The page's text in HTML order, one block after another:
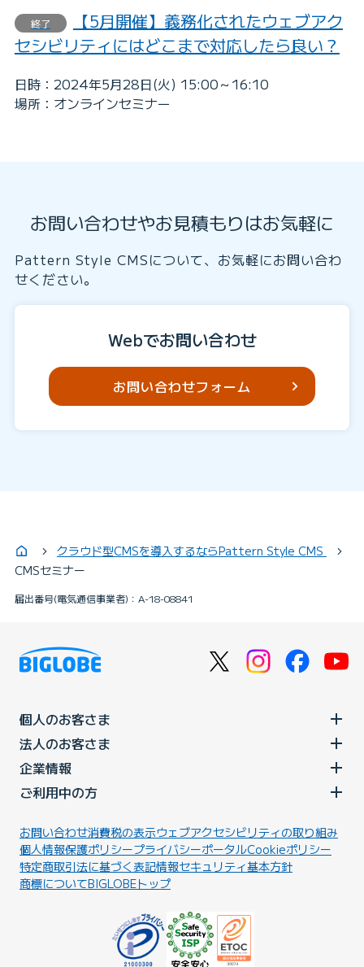
終了
【5月開催】義務化されたウェブアク
セシビリティにはどこまで対応したら良い？
日時：2024年5月28日(火) 15:00～16:10
場所：オンラインセミナー
お問い合わせやお見積もりはお気軽に
Pattern Style CMSについて、お気軽にお問い合わ
せください。
Webでお問い合わせ
お問い合わせフォーム
クラウド型CMSを導入するならPattern Style CMS
CMSセミナー
届出番号(電気通信事業者)：A-18-08841
個人のお客さま
法人のお客さま
企業情報
ご利用中の方
お問い合わせ消費税の表示ウェブアクセシビリティの取り組み
個人情報保護ポリシープライバシーポータルCookieポリシー
特定商取引法に基づく表記情報セキュリティ基本方針
商標についてBIGLOBEトップ